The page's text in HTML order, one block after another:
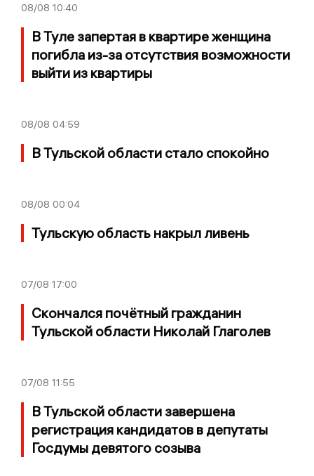
08/08 10:40
В Туле запертая в квартире женщина
погибла из-за отсутствия возможности
выйти из квартиры
08/08 04:59
В Тульской области стало спокойно
08/08 00:04
Тульскую область накрыл ливень
07/08 17:00
Скончался почётный гражданин
Тульской области Николай Глаголев
07/08 11:55
В Тульской области завершена
регистрация кандидатов в депутаты
Госдумы девятого созыва